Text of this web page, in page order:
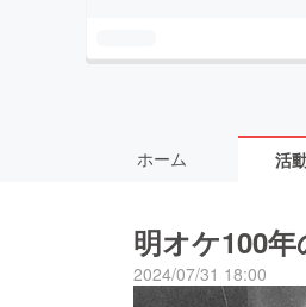
ホーム 活
明オケ100
2024/07/31 18:00